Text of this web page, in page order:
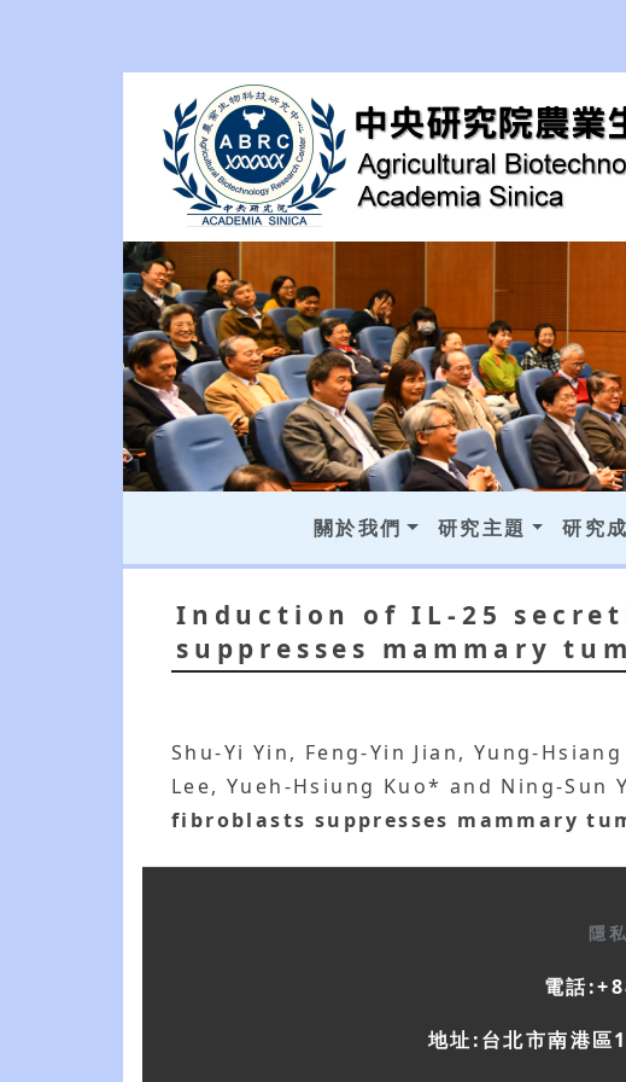
關於我們 研究主題 研究
Induction of IL-25
suppresses mammary
Shu-Yi Yin, Feng-Yin Jian, Yung-
Lee, Yueh-Hsiung Kuo* and Ning-Sun
fibroblasts suppresses mammary
隱
電話
地址:台北市南港區